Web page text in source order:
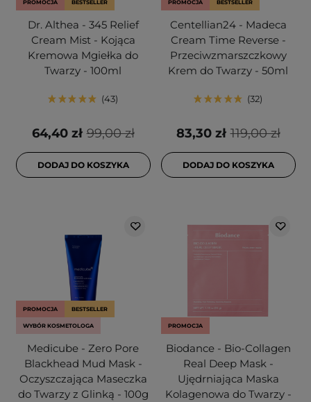
PROMOCJA BESTSELLER
Dr. Althea - 345 Relief
Cream Mist - Kojąca
Kremowa Mgiełka do
Twarzy - 100ml
43
99,00 zł
64,40 zł
DODAJ DO KOSZYKA
PROMOCJA BESTSELLER
Centellian24 - Madeca
Cream Time Reverse -
Przeciwzmarszczkowy
Krem do Twarzy - 50ml
32
119,00 zł
83,30 zł
DODAJ DO KOSZYKA
PROMOCJA BESTSELLER
WYBÓR KOSMETOLOGA
Medicube - Zero Pore
Blackhead Mud Mask -
Oczyszczająca Maseczka
do Twarzy z Glinką - 100g
PROMOCJA
Biodance - Bio-Collagen
Real Deep Mask -
Ujędrniająca Maska
Kolagenowa do Twarzy -